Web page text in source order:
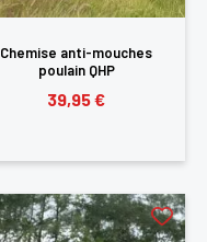
Chemise anti-mouches
poulain QHP
39,95 €